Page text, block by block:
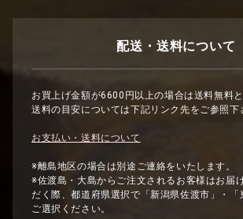
配送・送料について
お買上げ金額が6600円以上の場合は送料無料と
送料の目安については下記リンク先をご参照下
お支払い・送料について
※離島地区の場合は別途ご連絡をいたします。
※佐渡島・大島からご注文されるお客様はお届
だく際、都道府県選択で「新潟県佐渡市」・「
ご選択ください。